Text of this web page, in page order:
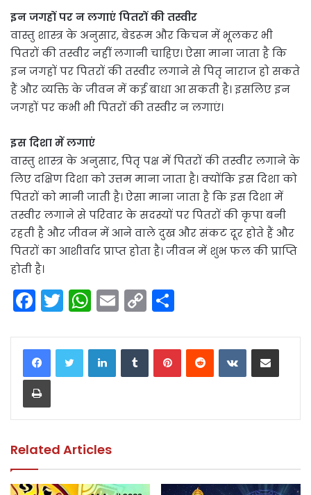
इन जगहों पर न लगाएं पितरों की तस्वीर
वास्तु शास्त्र के अनुसार, बेडरूम और किचन में भूलकर भी
पितरों की तस्वीर नहीं लगानी चाहिए। ऐसा माना जाता है कि
इन जगहों पर पितरों की तस्वीर लगाने से पितृ नाराज हो सकते
हैं और व्यक्ति के जीवन में कई बाधा आ सकती है। इसलिए इन
जगहों पर कभी भी पितरों की तस्वीर न लगाएं।
इस दिशा में लगाएं
वास्तु शास्त्र के अनुसार, पितृ पक्ष में पितरों की तस्वीर लगाने के
लिए दक्षिण दिशा को उत्तम माना जाता है। क्योंकि इस दिशा को
पितरों को मानी जाती है। ऐसा माना जाता है कि इस दिशा में
तस्वीर लगाने से परिवार के सदस्यों पर पितरों की कृपा बनी
रहती है और जीवन में आने वाले दुख और संकट दूर होते हैं और
पितरों का आशीर्वाद प्राप्त होता है। जीवन में शुभ फल की प्राप्ति
होती है।
F
a
c
e
b
o
k
T
w
itt
er
W
h
a
ts
p
E
m
ai
C
o
p
n
ar
LinkedInTumblrPinterestReddit VKontakteShare via Email
Print
Related Articles